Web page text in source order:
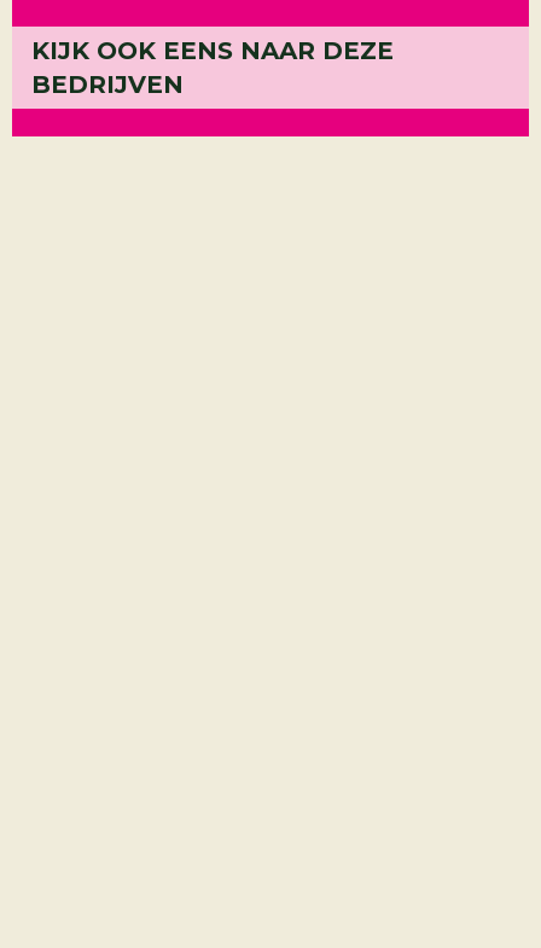
KIJK OOK EENS NAAR DEZE
BEDRIJVEN